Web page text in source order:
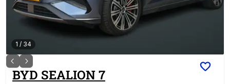
1 / 34
BYD SEALION 7